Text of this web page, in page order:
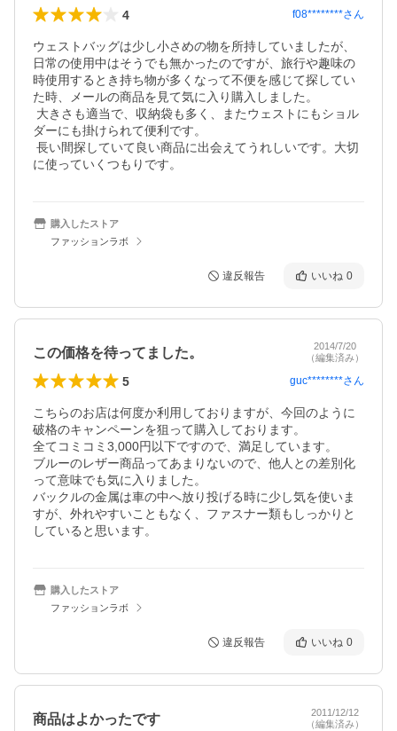
4 f08********さん
ウェストバッグは少し小さめの物を所持していましたが、
日常の使用中はそうでも無かったのですが、旅行や趣味の
時使用するとき持ち物が多くなって不便を感じて探してい
た時、メールの商品を見て気に入り購入しました。
ダーにも掛けられて便利です。
に使っていくつもりです。
購入したストア
ファッションラボ
違反報告 いいね 0
この価格を待ってました。
2014/7/20
（編集済み）
5 guc********さん
こちらのお店は何度か利用しておりますが、今回のように
破格のキャンペーンを狙って購入しております。
全てコミコミ3,000円以下ですので、満足しています。
ブルーのレザー商品ってあまりないので、他人との差別化
って意味でも気に入りました。
バックルの金属は車の中へ放り投げる時に少し気を使いま
すが、外れやすいこともなく、ファスナー類もしっかりと
していると思います。
購入したストア
ファッションラボ
違反報告 いいね 0
商品はよかったです
2011/12/12
（編集済み）